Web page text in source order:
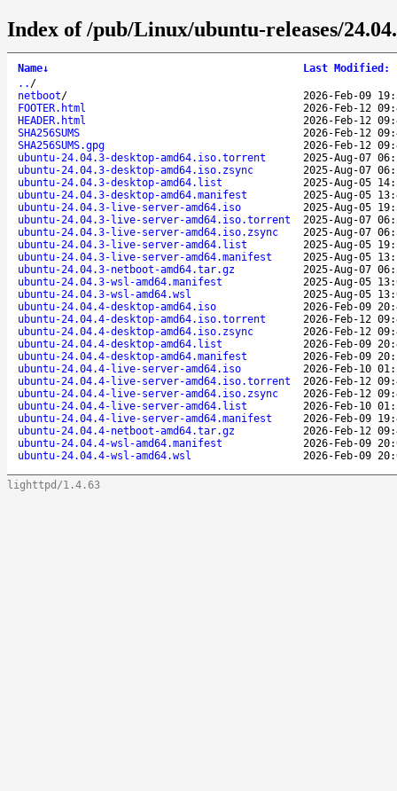
Index of /pub/Linux/ubuntu-releases/
Name↓ Last Modified :
.. /
netboot/
2026-Feb-09
FOOTER.html
2026-Feb-12
HEADER.html
2026-Feb-12
SHA256SUMS
2026-Feb-12
SHA256SUMS.gpg
2026-Feb-12
ubuntu-24.04.3-desktop-amd64.iso.torrent
2025-Aug-07
ubuntu-24.04.3-desktop-amd64.iso.zsync
2025-Aug-07
ubuntu-24.04.3-desktop-amd64.list
2025-Aug-05
ubuntu-24.04.3-desktop-amd64.manifest
2025-Aug-05
ubuntu-24.04.3-live-server-amd64.iso
2025-Aug-05
ubuntu-24.04.3-live-server-amd64.iso.torrent
2025-Aug-07
ubuntu-24.04.3-live-server-amd64.iso.zsync
2025-Aug-07
ubuntu-24.04.3-live-server-amd64.list
2025-Aug-05
ubuntu-24.04.3-live-server-amd64.manifest
2025-Aug-05
ubuntu-24.04.3-netboot-amd64.tar.gz
2025-Aug-07
ubuntu-24.04.3-wsl-amd64.manifest
2025-Aug-05
ubuntu-24.04.3-wsl-amd64.wsl
2025-Aug-05
ubuntu-24.04.4-desktop-amd64.iso
2026-Feb-09
ubuntu-24.04.4-desktop-amd64.iso.torrent
2026-Feb-12
ubuntu-24.04.4-desktop-amd64.iso.zsync
2026-Feb-12
ubuntu-24.04.4-desktop-amd64.list
2026-Feb-09
ubuntu-24.04.4-desktop-amd64.manifest
2026-Feb-09
ubuntu-24.04.4-live-server-amd64.iso
2026-Feb-10
ubuntu-24.04.4-live-server-amd64.iso.torrent
2026-Feb-12
ubuntu-24.04.4-live-server-amd64.iso.zsync
2026-Feb-12
ubuntu-24.04.4-live-server-amd64.list
2026-Feb-10
ubuntu-24.04.4-live-server-amd64.manifest
2026-Feb-09
ubuntu-24.04.4-netboot-amd64.tar.gz
2026-Feb-12
ubuntu-24.04.4-wsl-amd64.manifest
2026-Feb-09
ubuntu-24.04.4-wsl-amd64.wsl
2026-Feb-09
lighttpd/1.4.63